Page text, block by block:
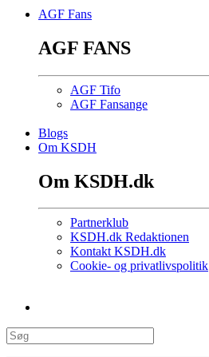
AGF Fans
AGF FANS
AGF Tifo
AGF Fansange
Blogs
Om KSDH
Om KSDH.dk
Partnerklub
KSDH.dk Redaktionen
Kontakt KSDH.dk
Cookie- og privatlivspolitik